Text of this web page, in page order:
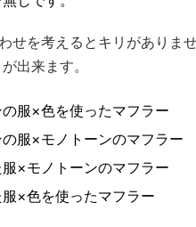
せを考えるとキリがありま
出来ます。
服×色を使ったマフラー
服×モノトーンのマフラー
×モノトーンのマフラー
×色を使ったマフラー